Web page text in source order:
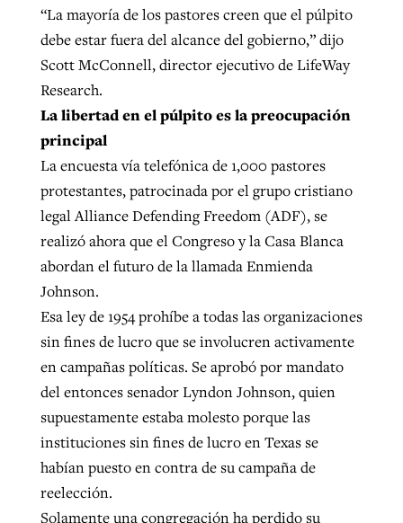
“La mayoría de los pastores creen que el púlpito
debe estar fuera del alcance del gobierno,” dijo
Scott McConnell, director ejecutivo de LifeWay
Research.
La libertad en el púlpito es la preocupación
principal
La encuesta vía telefónica de 1,000 pastores
protestantes, patrocinada por el grupo cristiano
legal Alliance Defending Freedom (ADF), se
realizó ahora que el Congreso y la Casa Blanca
abordan el futuro de la llamada Enmienda
Johnson.
Esa ley de 1954 prohíbe a todas las organizaciones
sin fines de lucro que se involucren activamente
en campañas políticas. Se aprobó por mandato
del entonces senador Lyndon Johnson, quien
supuestamente estaba molesto porque las
instituciones sin fines de lucro en Texas se
habían puesto en contra de su campaña de
reelección.
Solamente una congregación ha perdido su